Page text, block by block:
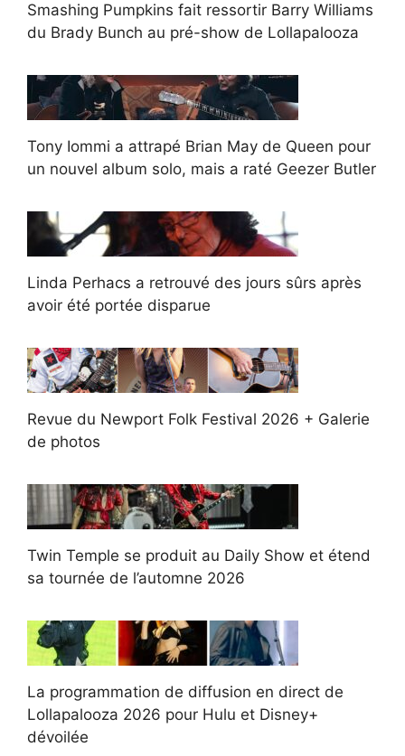
Smashing Pumpkins fait ressortir Barry Williams
du Brady Bunch au pré-show de Lollapalooza
Tony Iommi a attrapé Brian May de Queen pour
un nouvel album solo, mais a raté Geezer Butler
Linda Perhacs a retrouvé des jours sûrs après
avoir été portée disparue
Revue du Newport Folk Festival 2026 + Galerie
de photos
Twin Temple se produit au Daily Show et étend
sa tournée de l’automne 2026
La programmation de diffusion en direct de
Lollapalooza 2026 pour Hulu et Disney+
dévoilée